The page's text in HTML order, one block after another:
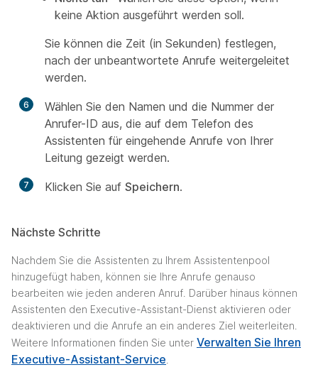
keine Aktion ausgeführt werden soll.
Sie können die Zeit (in Sekunden) festlegen,
nach der unbeantwortete Anrufe weitergeleitet
werden.
6
Wählen Sie den Namen und die Nummer der
Anrufer-ID aus, die auf dem Telefon des
Assistenten für eingehende Anrufe von Ihrer
Leitung gezeigt werden.
7 Klicken Sie auf Speichern.
Nächste Schritte
Nachdem Sie die Assistenten zu Ihrem Assistentenpool
hinzugefügt haben, können sie Ihre Anrufe genauso
bearbeiten wie jeden anderen Anruf. Darüber hinaus können
Assistenten den Executive-Assistant-Dienst aktivieren oder
deaktivieren und die Anrufe an ein anderes Ziel weiterleiten.
Weitere Informationen finden Sie unter Verwalten Sie Ihren
Executive-Assistant-Service